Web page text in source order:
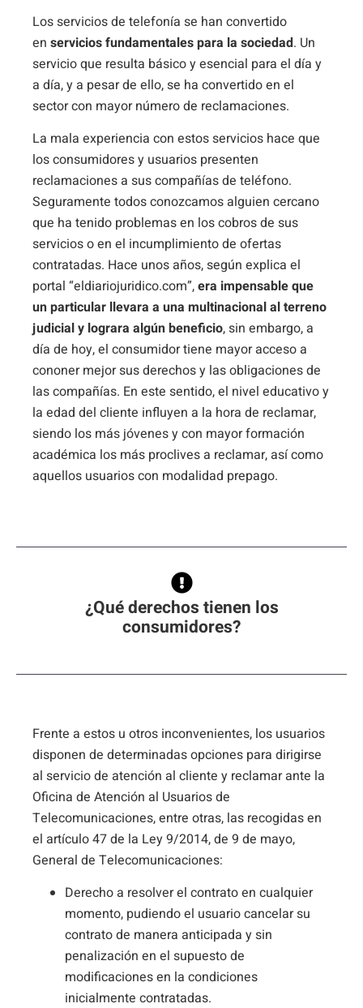
Los servicios de telefonía se han convertido
en servicios fundamentales para la sociedad. Un
servicio que resulta básico y esencial para el día y
a día, y a pesar de ello, se ha convertido en el
sector con mayor número de reclamaciones.
La mala experiencia con estos servicios hace que
los consumidores y usuarios presenten
reclamaciones a sus compañías de teléfono.
Seguramente todos conozcamos alguien cercano
que ha tenido problemas en los cobros de sus
servicios o en el incumplimiento de ofertas
contratadas. Hace unos años, según explica el
portal “eldiariojuridico.com”,era impensable que
un particular llevara a una multinacional al terreno
judicial y lograra algún beneficio, sin embargo, a
día de hoy, el consumidor tiene mayor acceso a
cononer mejor sus derechos y las obligaciones de
las compañías. En este sentido, el nivel educativo y
la edad del cliente influyen a la hora de reclamar,
siendo los más jóvenes y con mayor formación
académica los más proclives a reclamar, así como
aquellos usuarios con modalidad prepago.
¿Qué derechos tienen los
consumidores?
Frente a estos u otros inconvenientes, los usuarios
disponen de determinadas opciones para dirigirse
al servicio de atención al cliente y reclamar ante la
Oficina de Atención al Usuarios de
Telecomunicaciones, entre otras, las recogidas en
el artículo 47 de la Ley 9/2014, de 9 de mayo,
General de Telecomunicaciones:
Derecho a resolver el contrato en cualquier
momento, pudiendo el usuario cancelar su
contrato de manera anticipada y sin
penalización en el supuesto de
modificaciones en la condiciones
inicialmente contratadas.